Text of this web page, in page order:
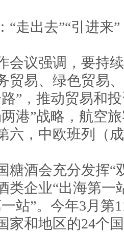
出去”“引进来”
议强调，要持续
贸易、绿色贸易
”，推动贸易和
港”战略，航空
六，中欧班列（
酒会充分发挥“
类企业“出海第一
站”。今年3月第
家和地区的24个